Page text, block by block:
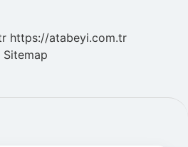
https://atabeyi.com.tr
Sitemap